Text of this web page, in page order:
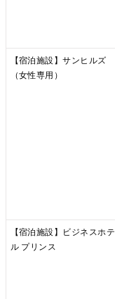
【宿泊施設】サンヒルズ
（女性専用）
【宿泊施設】ビジネスホテ
ル プリンス